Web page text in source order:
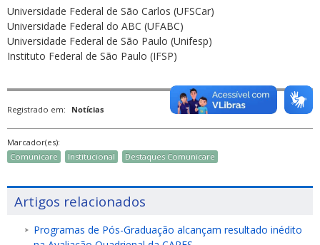
Universidade Federal de São Carlos (UFSCar)
Universidade Federal do ABC (UFABC)
Universidade Federal de São Paulo (Unifesp)
Instituto Federal de São Paulo (IFSP)
Registrado em: Notícias
Marcador(es):
Comunicare
Institucional Destaques Comunicare
Artigos relacionados
Programas de Pós-Graduação alcançam resultado inédito